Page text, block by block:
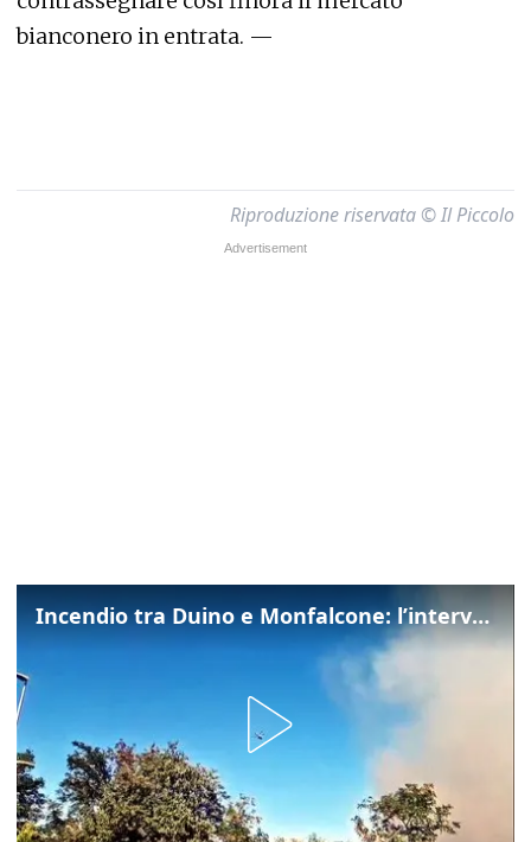
bianconero in entrata. —
Riproduzione riservata © Il Piccolo
Incendio tra Duino e Monfalcone: l’intervento dei vigili del fuoco